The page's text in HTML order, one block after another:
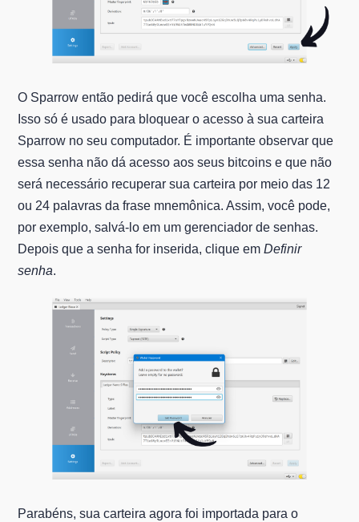
O Sparrow então pedirá que você escolha uma senha.
Isso só é usado para bloquear o acesso à sua carteira
Sparrow no seu computador. É importante observar que
essa senha não dá acesso aos seus bitcoins e que não
será necessário recuperar sua carteira por meio das 12
ou 24 palavras da frase mnemônica. Assim, você pode,
por exemplo, salvá-lo em um gerenciador de senhas.
Depois que a senha for inserida, clique emDefinir
senha.
Parabéns, sua carteira agora foi importada para o